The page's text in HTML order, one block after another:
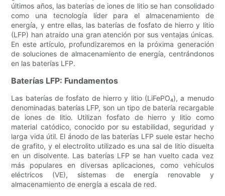
últimos años, las baterías de iones de litio se han consolidado
como una tecnología líder para el almacenamiento de
energía, y entre ellas, las baterías de fosfato de hierro y litio
(LFP) han atraído una gran atención por sus ventajas únicas.
En este artículo, profundizaremos en la próxima generación
de soluciones de almacenamiento de energía, centrándonos
en las baterías LFP.
Baterías LFP: Fundamentos
Las baterías de fosfato de hierro y litio (LiFePO₄), a menudo
denominadas baterías LFP, son un tipo de batería recargable
de iones de litio. Utilizan fosfato de hierro y litio como
material catódico, conocido por su estabilidad, seguridad y
larga vida útil. El ánodo de las baterías LFP suele estar hecho
de grafito, y el electrolito utilizado es una sal de litio disuelta
en un disolvente. Las baterías LFP se han vuelto cada vez
más populares en diversas aplicaciones, como vehículos
eléctricos (VE), sistemas de energía renovable y
almacenamiento de energía a escala de red.